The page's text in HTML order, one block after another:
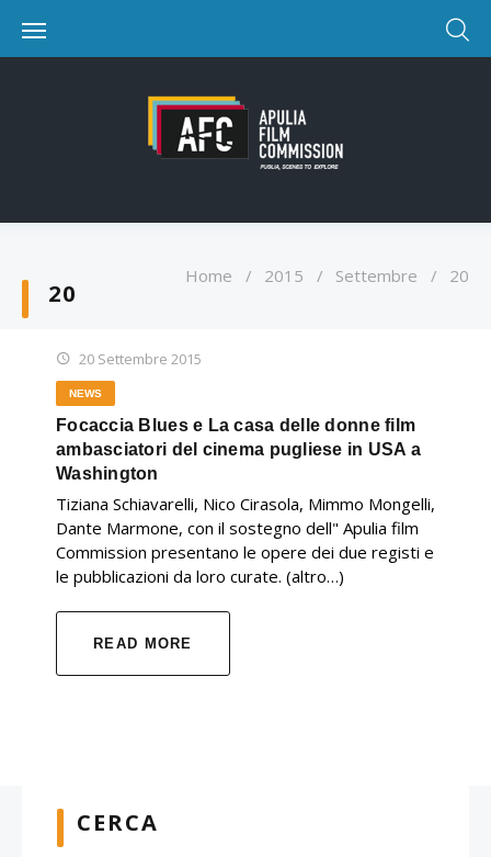
20
Home / 2015 / Settembre / 20
20 Settembre 2015
NEWS
Focaccia Blues e La casa delle donne film
ambasciatori del cinema pugliese in USA a
Washington
Tiziana Schiavarelli, Nico Cirasola, Mimmo Mongelli,
Dante Marmone, con il sostegno dell" Apulia film
Commission presentano le opere dei due registi e
le pubblicazioni da loro curate. (altro…)
READ MORE
CERCA